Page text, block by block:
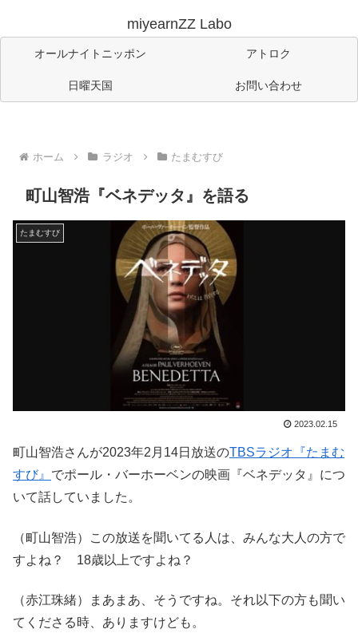
miyearnZZ Labo
オールナイトニッポン アトロク
日曜天国 お問い合わせ
ホーム ラジオ たまむすび
町山智浩『ベネデッタ』を語る
たまむすび
2023.02.15
町山智浩さんが2023年2月14日放送のTBSラジオ『たまむ
すび』 でポール・バーホーベンの映画『ベネデッタ』につ
いて話していました。
（町山智浩）この放送を聞いてる人は、みんな大人の方で
すよね？ 18歳以上ですよね？
（赤江珠緒）まあまあ、そうですね。それ以下の方も聞い
てくださる時、ありますけども。